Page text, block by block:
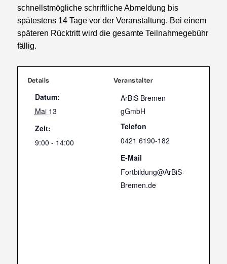
schnellstmögliche schriftliche Abmeldung bis
spätestens 14 Tage vor der Veranstaltung. Bei einem
späteren Rücktritt wird die gesamte Teilnahmegebühr
fällig.
Details
Datum:
Mai 13
Zeit:
9:00 - 14:00
Veranstalter
ArBiS Bremen
gGmbH
Telefon
0421 6190-182
E-Mail
Fortbildung@ArBiS-
Bremen.de